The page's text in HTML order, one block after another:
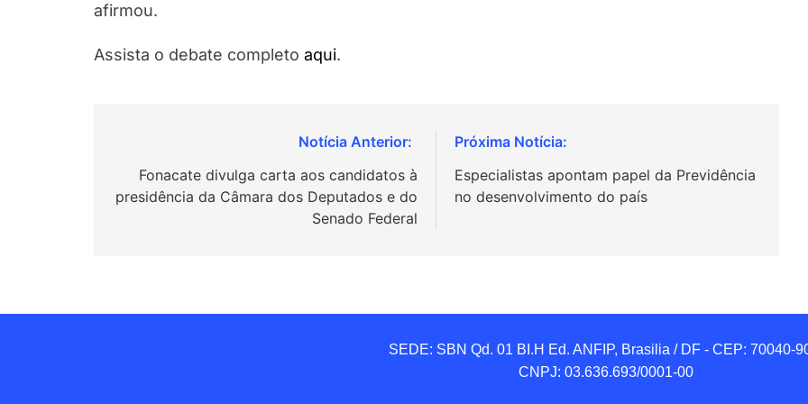
afirmou.
Assista o debate completo aqui.
Post
Fonacate divulga carta aos candidatos à
presidência da Câmara dos Deputados e do
Senado Federal
Especialistas apontam papel da Previdência
no desenvolvimento do país
SEDE: SBN Qd. 01 BI.H Ed. ANFIP, Brasilia / DF - CEP: 70040-
CNPJ: 03.636.693/0001-00